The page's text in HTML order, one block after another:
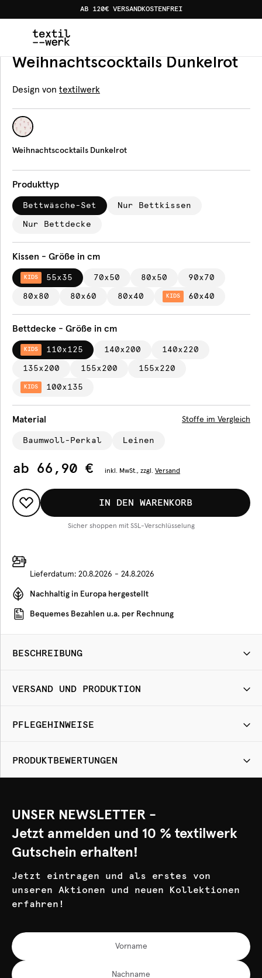
AB 120€ VERSANDKOSTENFREI
Produkte Bettwäsche Weihnachtscocktails
Bettwäsche
Weihnachtscocktails Dunkelrot
Design von textilwerk
Weihnachtscocktails Dunkelrot
Produkttyp
Bettwäsche-Set Nur Bettkissen
Nur Bettdecke
Kissen - Größe in cm
KIDS 55x35 70x50 80x50 90x70
80x80 80x60 80x40 KIDS 60x40
Bettdecke - Größe in cm
KIDS 110x125 140x200 140x220
135x200 155x200 155x220
KIDS 100x135
Material Stoffe im Vergleich
Baumwoll-Perkal Leinen
ab 66,90 € inkl. MwSt., zzgl. Versand
IN DEN WARENKORB
Sicher shoppen mit SSL-Verschlüsselung
Lieferdatum: 20.8.2026 - 24.8.2026
Nachhaltig in Europa hergestellt
Bequemes Bezahlen u.a. per Rechnung
BESCHREIBUNG
VERSAND UND PRODUKTION
PFLEGEHINWEISE
PRODUKTBEWERTUNGEN
UNSER NEWSLETTER -
Jetzt anmelden und 10 % textilwerk
Gutschein erhalten!
Jetzt eintragen und als erstes von
unseren Aktionen und neuen Kollektionen
erfahren!